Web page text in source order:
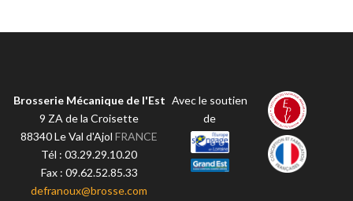
Brosserie Mécanique de l'Est
9 ZA de la Croisette
88340Le Val d'Ajol FRANCE
Tél :03.29.29.10.20
Fax : 09.62.52.85.33
defranoux@brosse.com
Avec le soutien
de